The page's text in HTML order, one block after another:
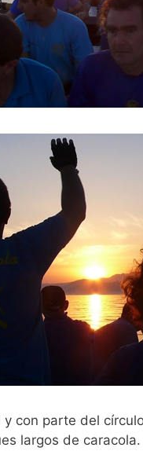
y con parte del
largos de